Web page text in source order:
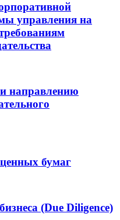
управления на
направлению
бумаг
(Due Diligence)